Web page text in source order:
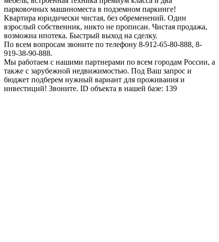
парковочных машиноместа в подземном паркинге!
Квартира юридически чистая, без обременений. Один
взрослый собственник, никто не прописан. Чистая продажа,
возможна ипотека. Быстрый выход на сделку.
По всем вопросам звоните по телефону 8-912-65-80-888, 8-
919-38-90-888.
Мы работаем с нашими партнерами по всем городам России, а
также с зарубежной недвижимостью. Под Ваш запрос и
бюджет подберем нужный вариант для проживания и
инвестиций! Звоните. ID объекта в нашей базе: 139